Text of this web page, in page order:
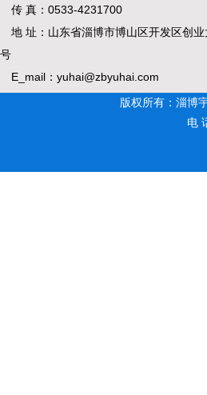
传 真：0533-4231700
地 址：山东省淄博市博山区开发区创业
号
E_mail：yuhai@zbyuhai.com
版权所有：淄博
电